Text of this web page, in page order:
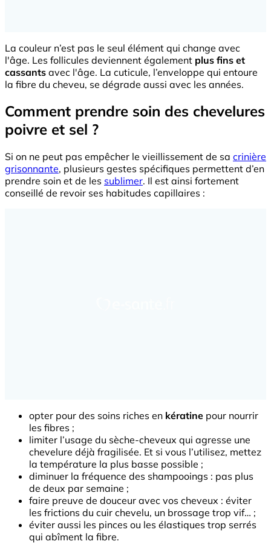
La couleur n’est pas le seul élément qui change avec
l'âge. Les follicules deviennent également plus fins et
cassants avec l'âge. La cuticule, l’enveloppe qui entoure
la fibre du cheveu, se dégrade aussi avec les années.
Comment prendre soin des chevelures
poivre et sel ?
Si on ne peut pas empêcher le vieillissement de sa crinière
grisonnante, plusieurs gestes spécifiques permettent d’en
prendre soin et de les sublimer. Il est ainsi fortement
conseillé de revoir ses habitudes capillaires :
opter pour des soins riches en kératine pour nourrir
les fibres ;
limiter l’usage du sèche-cheveux qui agresse une
chevelure déjà fragilisée. Et si vous l’utilisez, mettez
la température la plus basse possible ;
diminuer la fréquence des shampooings : pas plus
de deux par semaine ;
faire preuve de douceur avec vos cheveux : éviter
les frictions du cuir chevelu, un brossage trop vif… ;
éviter aussi les pinces ou les élastiques trop serrés
qui abîment la fibre.